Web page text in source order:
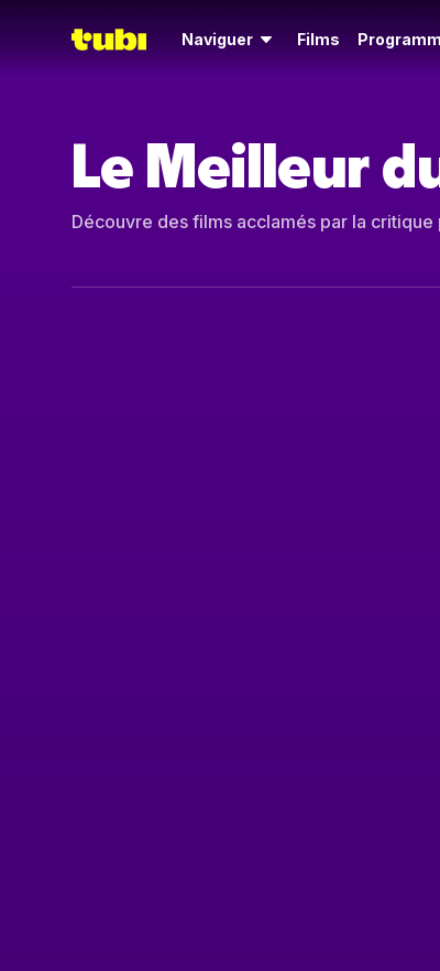
Naviguer Films
Le Meilleur
Découvre des films acclamés par la